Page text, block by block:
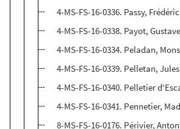
4-MS-FS-16-0336. Passy, Frédéric
4-MS-FS-16-0338. Payot,
4-MS-FS-16-0334. Peladan,
4-MS-FS-16-0339. Pelletan, Jules
4-MS-FS-16-0340. Pelletier
4-MS-FS-16-0341. Pennetier,
8-MS-FS-16-0176. Périvier,